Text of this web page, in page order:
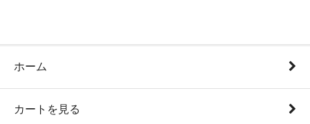
ホーム
カートを見る